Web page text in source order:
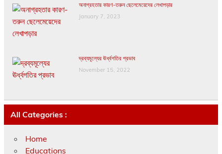
অনাগ্রহতার কারণ-তরুন ছেলেমেয়েদের লেখাপড়ার
January 7, 2023
দ্রব্যমূল্যের ঊর্ধ্বগতির প্রভাব
November 15, 2022
All Categories :
Home
Educations